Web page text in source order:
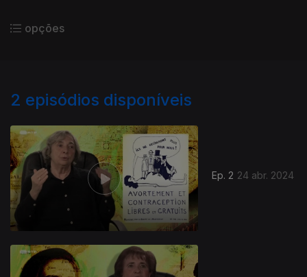
opções
2 episódios disponíveis
Ep. 2 24 abr. 2024
764072